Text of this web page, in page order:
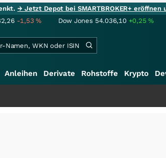
→ Jetzt Depot bei SMARTBROKER+
-1,53% Dow Jones 54.036,10 +0,25%
Anleihen Derivate Rohstoffe Krypto